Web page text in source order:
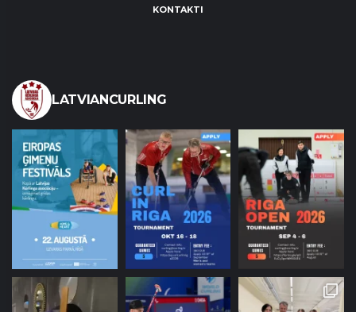
KONTAKTI
LATVIANCURLING